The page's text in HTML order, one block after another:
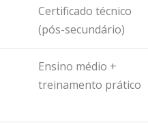
Certificado técnico
(pós-secundário)
Ensino médio +
treinamento prático